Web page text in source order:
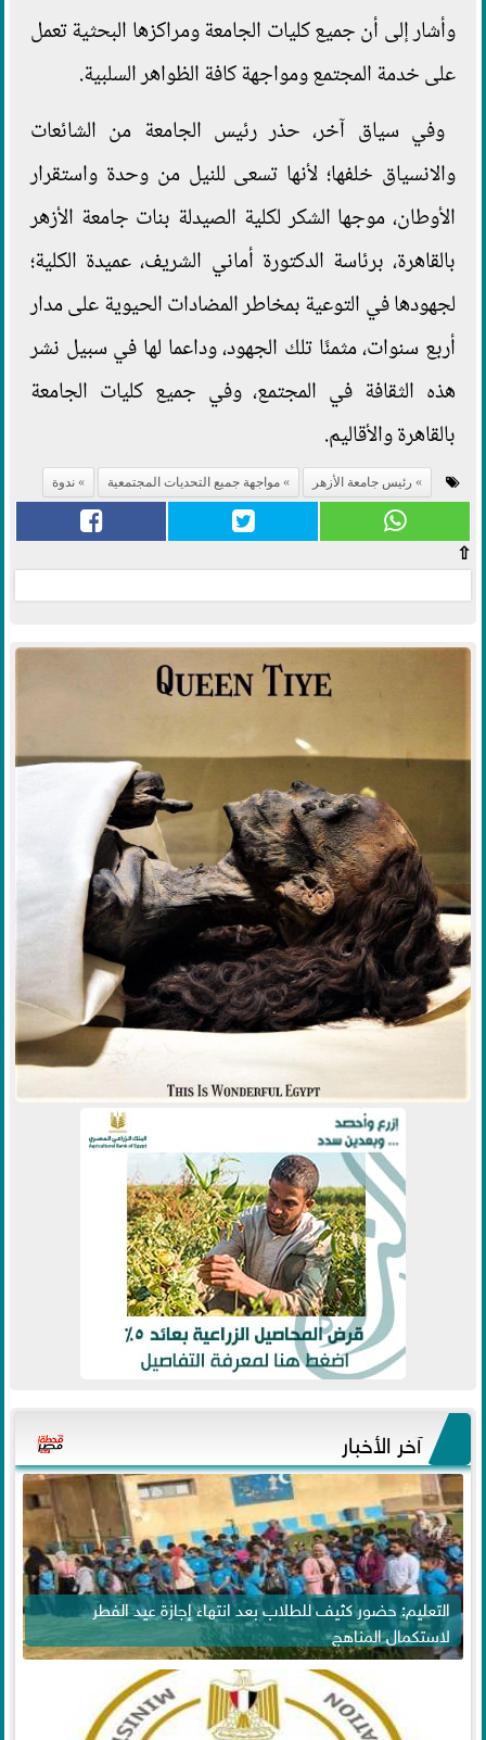
وأشار إلى أن جميع كليات الجامعة ومراكزها البحثية تعمل
على خدمة المجتمع ومواجهة كافة الظواهر السلبية.
وفي سياق آخر، حذر رئيس الجامعة من الشائعات
والانسياق خلفها؛ لأنها تسعى للنيل من وحدة واستقرار
الأوطان، موجها الشكر لكلية الصيدلة بنات جامعة الأزهر
بالقاهرة، برئاسة الدكتورة أماني الشريف، عميدة الكلية؛
لجهودها في التوعية بمخاطر المضادات الحيوية على مدار
أربع سنوات، مثمنًا تلك الجهود، وداعما لها في سبيل نشر
هذه الثقافة في المجتمع، وفي جميع كليات الجامعة
بالقاهرة والأقاليم.
رئيس جامعة الأزهر مواجهة جميع التحديات المجتمعية ندوة
⇧
آخر الأخبار
التعليم: حضور كثيف للطلاب بعد انتهاء إجازة عيد الفطر
لاستكمال المناهج